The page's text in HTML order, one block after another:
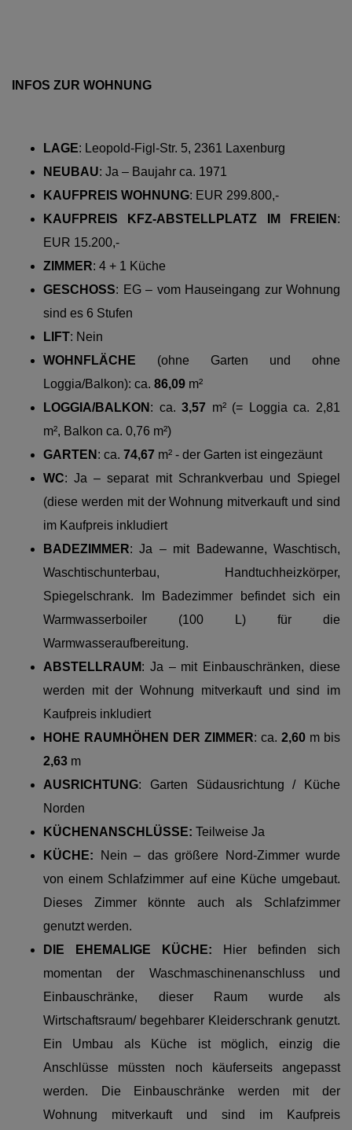
INFOS ZUR WOHNUNG
LAGE: Leopold-Figl-Str. 5, 2361 Laxenburg
NEUBAU: Ja – Baujahr ca. 1971
KAUFPREIS WOHNUNG: EUR 299.800,-
KAUFPREIS KFZ-ABSTELLPLATZ IM FREIEN :
EUR 15.200,-
ZIMMER: 4 + 1 Küche
GESCHOSS: EG – vom Hauseingang zur Wohnung
sind es 6 Stufen
LIFT: Nein
WOHNFLÄCHE (ohne Garten und ohne
Loggia/Balkon): ca. 86,09 m²
LOGGIA/BALKON : ca.3,57 m² (= Loggia ca. 2,81
m², Balkon ca. 0,76 m²)
GARTEN : ca. 74,67 m² - der Garten ist eingezäunt
WC: Ja – separat mit Schrankverbau und Spiegel
(diese werden mit der Wohnung mitverkauft und sind
im Kaufpreis inkludiert
BADEZIMMER: Ja – mit Badewanne, Waschtisch,
Waschtischunterbau, Handtuchheizkörper,
Spiegelschrank. Im Badezimmer befindet sich ein
Warmwasserboiler (100 L) für die
Warmwasseraufbereitung.
ABSTELLRAUM: Ja – mit Einbauschränken, diese
werden mit der Wohnung mitverkauft und sind im
Kaufpreis inkludiert
HOHE RAUMHÖHEN DER ZIMMER: ca. 2,60 m bis
2,63 m
AUSRICHTUNG: Garten Südausrichtung / Küche
Norden
KÜCHENANSCHLÜSSE: Teilweise Ja
KÜCHE: Nein – das größere Nord-Zimmer wurde
von einem Schlafzimmer auf eine Küche umgebaut.
Dieses Zimmer könnte auch als Schlafzimmer
genutzt werden.
DIE EHEMALIGE KÜCHE: Hier befinden sich
momentan der Waschmaschinenanschluss und
Einbauschränke, dieser Raum wurde als
Wirtschaftsraum/ begehbarer Kleiderschrank genutzt.
Ein Umbau als Küche ist möglich, einzig die
Anschlüsse müssten noch käuferseits angepasst
werden. Die Einbauschränke werden mit der
Wohnung mitverkauft und sind im Kaufpreis